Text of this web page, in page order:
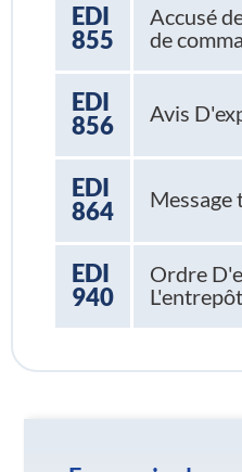
EDI
855
Accusé
de
EDI
856
Avis
EDI
864
Message
EDI
940
Ordre
L'entrepôt